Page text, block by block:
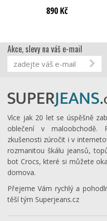
890 Kč
Akce, slevy na váš e-mail
Více jak 20 let se úspěšně
oblečení v
zkušenosti zúročit i v
rozmanitou škálu jeansů,
bot Crocs, které si můžete
domova.
Přejeme Vám rychlý a
těší tým Superjeans.cz